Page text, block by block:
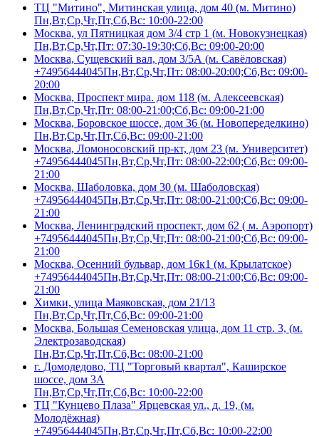
ТЦ "Митино", Митинская улица, дом 40 (м. Митино)
Пн,Вт,Ср,Чт,Пт,Сб,Вс: 10:00-22:00
Москва, ул Пятницкая дом 3/4 стр 1 (м. Новокузнецкая)
Пн,Вт,Ср,Чт,Пт: 07:30-19:30;Сб,Вс: 09:00-20:00
Москва, Сущевский вал, дом 3/5А (м. Савёловская)
+74956444045Пн,Вт,Ср,Чт,Пт: 08:00-20:00;Сб,Вс: 09:00-
20:00
Москва, Проспект мира. дом 118 (м. Алексеевская)
Пн,Вт,Ср,Чт,Пт: 08:00-21:00;Сб,Вс: 09:00-21:00
Москва, Боровское шоссе, дом 36 (м. Новопеределкино)
Пн,Вт,Ср,Чт,Пт,Сб,Вс: 09:00-21:00
Москва, Ломоносовский пр-кт, дом 23 (м. Университет)
+74956444045Пн,Вт,Ср,Чт,Пт: 08:00-22:00;Сб,Вс: 09:00-
21:00
Москва, Шаболовка, дом 30 (м. Шаболовская)
+74956444045Пн,Вт,Ср,Чт,Пт: 08:00-21:00;Сб,Вс: 09:00-
21:00
Москва, Ленинградский проспект, дом 62 ( м. Аэропорт)
+74956444045Пн,Вт,Ср,Чт,Пт: 08:00-21:00;Сб,Вс: 09:00-
21:00
Москва, Осенний бульвар, дом 16к1 (м. Крылатское)
+74956444045Пн,Вт,Ср,Чт,Пт: 08:00-21:00;Сб,Вс: 09:00-
21:00
Химки, улица Маяковская, дом 21/13
Пн,Вт,Ср,Чт,Пт,Сб,Вс: 09:00-21:00
Москва, Большая Семеновская улица, дом 11 стр. 3, (м.
Электрозаводская)
Пн,Вт,Ср,Чт,Пт,Сб,Вс: 08:00-21:00
г. Домодедово, ТЦ "Торговый квартал", Каширское
шоссе, дом 3А
Пн,Вт,Ср,Чт,Пт,Сб,Вс: 10:00-22:00
ТЦ "Кунцево Плаза" Ярцевская ул., д. 19, (м.
Молодёжная)
+74956444045Пн,Вт,Ср,Чт,Пт,Сб,Вс: 10:00-22:00